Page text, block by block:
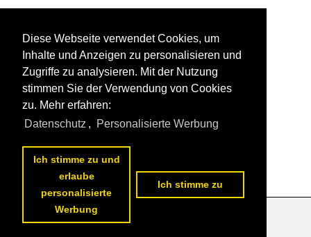
Datenschutzerklärung
Diese Webseite verwendet Cookies, um
Inhalte und Anzeigen zu personalisieren und
Zugriffe zu analysieren. Mit der Nutzung
stimmen Sie der Verwendung von Cookies
zu. Mehr erfahren:
Datenschutz , Personalisierte Werbung
Ich stimme zu und
erlaube
personalisierte
Werbung
Ich stimme zu